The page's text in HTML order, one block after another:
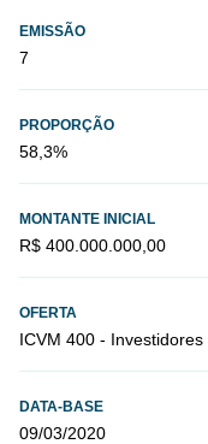
EMISSÃO
7
PROPORÇÃO
58,3%
MONTANTE INICIAL
R$ 400.000.000,00
OFERTA
ICVM 400 -
DATA-BASE
09/03/2020